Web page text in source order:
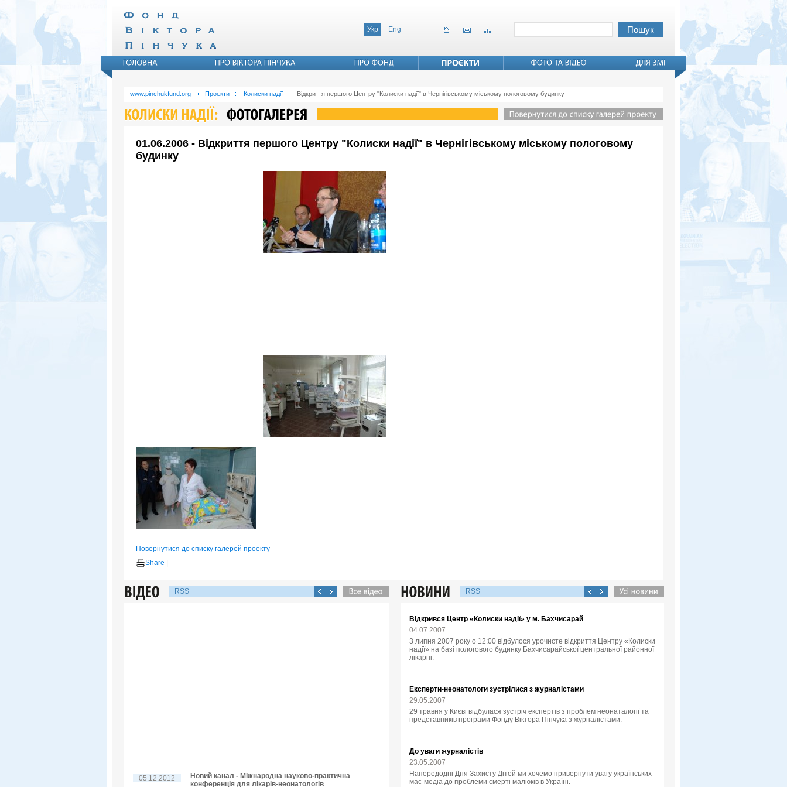
Укр Eng
www.pinchukfund.org Проєкти Колиски надії Відкриття першого Центру "Колиски надії" в Чернігівському міському пологовому будинку
01.06.2006 - Відкриття першого Центру "Колиски надії" в Чернігівському міському пологовому
будинку
Повернутися до списку галерей проекту
Share
RSS
05.12.2012
Новий канал - Міжнародна науково-практична
конференція для лікарів-неонатологів
RSS
Відкрився Центр «Колиски надії» у м. Бахчисарай
04.07.2007
3 липня 2007 року о 12:00 відбулося урочисте відкриття Центру «Колиски
надії» на базі пологового будинку Бахчисарайської центральної районної
лікарні.
Експерти-неонатологи зустрілися з журналістами
29.05.2007
29 травня у Києві відбулася зустріч експертів з проблем неонаталогії та
представників програми Фонду Віктора Пінчука з журналістами.
До уваги журналістів
23.05.2007
Напередодні Дня Захисту Дітей ми хочемо привернути увагу українських
мас-медіа до проблеми смерті малюків в Україні.